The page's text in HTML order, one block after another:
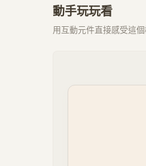
動手玩玩看
用互動元件直接感受這